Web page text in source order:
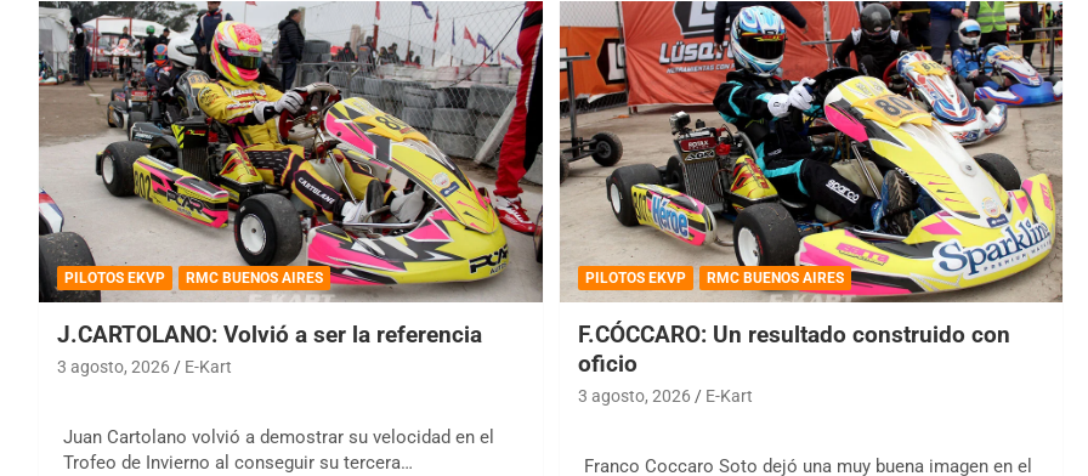
PILOTOS EKVP RMC BUENOS AIRES
J.CARTOLANO: Volvió a ser la referencia
3 agosto, 2026 E-Kart
Juan Cartolano volvió a demostrar su velocidad en el
Trofeo de Invierno al conseguir su tercera…
PILOTOS EKVP RMC BUENOS AIRES
F.CÓCCARO: Un resultado construido con
oficio
3 agosto, 2026 E-Kart
Franco Coccaro Soto dejó una muy buena imagen en el